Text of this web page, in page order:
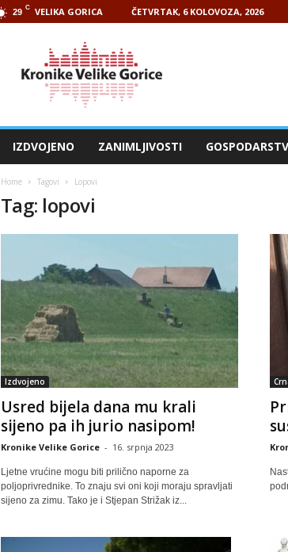
29 C VELIKA GORICA ČETVRTAK, 6 KOLOVOZA, 2026
IZDVOJENO ZANIMLJIVOSTI
Home Tagovi Lopovi
Tag: lopovi
Izdvojeno
Usred bijela dana mu krali
sijeno pa ih jurio nasipom!
Kronike Velike Gorice - 16. srpnja 2023
Ljetne vrućine mogu biti prilično naporne za
poljoprivrednike. To znaju svi oni koji moraju spravljati
sijeno za zimu. Tako je i Stjepan Strižak iz...